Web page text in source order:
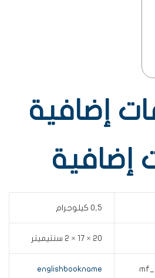
إضافية
إضافية
0,5 كيلوجرام
20 × 17 × 2 سنتيميتر
englishbookname